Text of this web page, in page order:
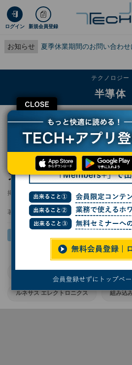
ログイン 新規会員登録
お知らせ 夏季休業期間のお問い合わせ
CLOSE
テクノロジー
半導体
TECH+ テクノロジー
半導体
ルネサスが希Irida Labsの買収を完了、ビジョ
ルネサスが希Irida Labsの
ンAIのソフト機能を強化
掲載日 2026/05/08 06:30
著者： 小林行雄
エッジAI 組み込みAI 組み込
ルネサス エレクトロニクス 組み込